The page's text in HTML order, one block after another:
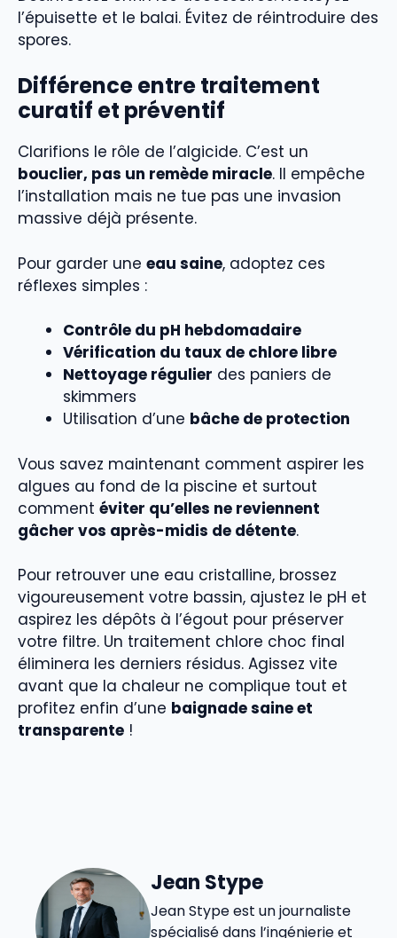
l’épuisette et le balai. Évitez de réintroduire des
spores.
Différence entre traitement
curatif et préventif
Clarifions le rôle de l’algicide. C’est un
bouclier, pas un remède miracle. Il empêche
l’installation mais ne tue pas une invasion
massive déjà présente.
Pour garder une eau saine, adoptez ces
réflexes simples :
Contrôle du pH hebdomadaire
Vérification du taux de chlore libre
Nettoyage régulier des paniers de
skimmers
Utilisation d’une bâche de protection
Vous savez maintenant comment aspirer les
algues au fond de la piscine et surtout
comment éviter qu’elles ne reviennent
gâcher vos après-midis de détente.
Pour retrouver une eau cristalline, brossez
vigoureusement votre bassin, ajustez le pH et
aspirez les dépôts à l’égout pour préserver
votre filtre. Un traitement chlore choc final
éliminera les derniers résidus. Agissez vite
avant que la chaleur ne complique tout et
profitez enfin d’une baignade saine et
transparente !
Jean Stype
Jean Stype est un journaliste
spécialisé dans l’ingénierie et